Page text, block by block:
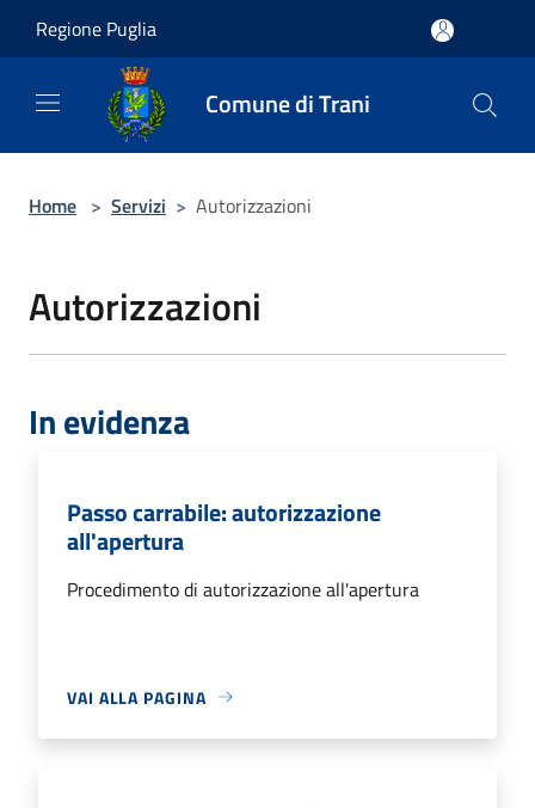
Regione Puglia
Comune di Trani
Home > Servizi > Autorizzazioni
Autorizzazioni
In evidenza
Passo carrabile: autorizzazione
all'apertura
Procedimento di autorizzazione all'apertura
VAI ALLA PAGINA